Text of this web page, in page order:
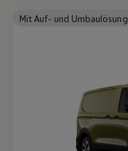
Mit Auf- und Umbaulösung